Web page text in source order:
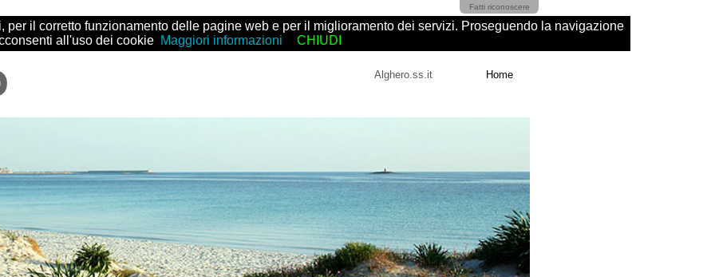
Fatti riconoscere
Alghero.ss.it Home
il corretto funzionamento delle pagine web e per il miglioramento dei servizi. Proseguendo la navigazione
all'uso dei cookie
Maggiori informazioni CHIUDI